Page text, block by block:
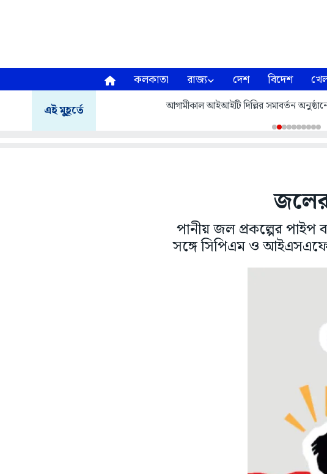
কলকাতা রাজ্য দেশ বিদেশ
এই মুহূর্তে আগামীকাল আইআইটি দিল্লির সমাবর্তন
জলের
পানীয় জল প্রকল্পের পাইপ
সঙ্গে সিপিএম ও